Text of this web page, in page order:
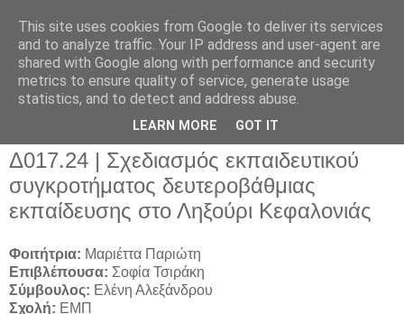
Δ017.24 | Σχεδιασμός εκπαιδευτικού
συγκροτήματος δευτεροβάθμιας
εκπαίδευσης στο Ληξούρι Κεφαλονιάς
Φοιτήτρια: Μαριέττα Παριώτη
Επιβλέπουσα: Σοφία Τσιράκη
Σύμβουλος: Ελένη Αλεξάνδρου
Σχολή: ΕΜΠ
This site uses cookies from Google to deliver its services
and to analyze traffic. Your IP address and user-agent are
shared with Google along with performance and security
metrics to ensure quality of service, generate usage
statistics, and to detect and address abuse.
LEARN MORE GOT IT